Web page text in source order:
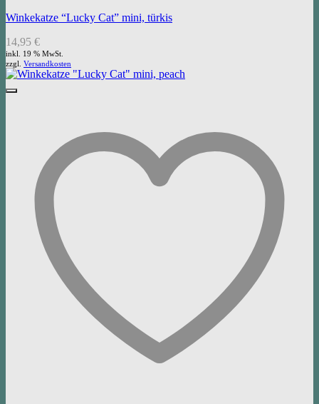
Winkekatze “Lucky Cat” mini, türkis
14,95 €
inkl. 19 % MwSt.
zzgl. Versandkosten